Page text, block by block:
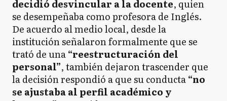
decidió desvincular a la docente, quien
se desempeñaba como profesora de Inglés.
De acuerdo al medio local, desde la
institución señalaron formalmente que se
trató de una“reestructuración del
personal”, también dejaron trascender que
la decisión respondió a que su conducta“no
se ajustaba al perfil académico y